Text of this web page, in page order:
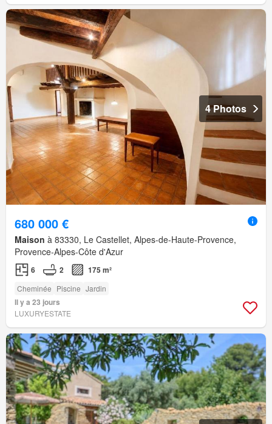
4 Photos
680 000 €
Maison à 83330, Le Castellet, Alpes-de-Haute-Provence,
Provence-Alpes-Côte d'Azur
6 2 175 m²
Cheminée Piscine Jardin
Il y a 23 jours
LUXURYESTATE